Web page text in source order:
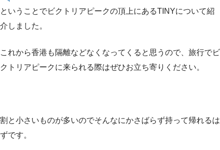
ということでビクトリアピークの頂上にあるTINYについて紹
介しました。
これから香港も隔離などなくなってくると思うので、旅行でビ
クトリアピークに来られる際はぜひお立ち寄りください。
割と小さいものが多いのでそんなにかさばらず持って帰れるは
ずです。